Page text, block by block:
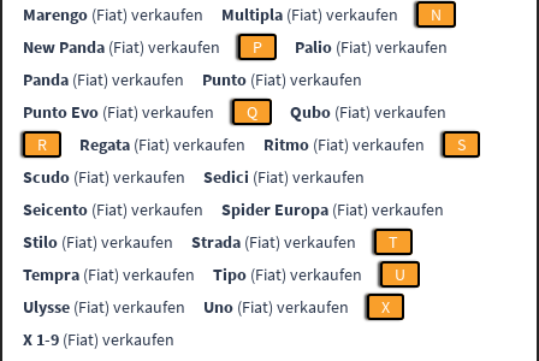
Marengo (Fiat) verkaufen Multipla (Fiat) verkaufen
N
New Panda (Fiat) verkaufen P Palio (Fiat) verkaufen
Panda (Fiat) verkaufen Punto (Fiat) verkaufen
Punto Evo (Fiat) verkaufen Q Qubo (Fiat) verkaufen
R
Regata (Fiat) verkaufen Ritmo (Fiat) verkaufen
S
Scudo (Fiat) verkaufen Sedici (Fiat) verkaufen
Seicento (Fiat) verkaufen Spider Europa (Fiat) verkaufen
Stilo (Fiat) verkaufen Strada (Fiat) verkaufen
T
Tempra (Fiat) verkaufen Tipo (Fiat) verkaufen
U
Ulysse (Fiat) verkaufen Uno (Fiat) verkaufen
X
X 1-9 (Fiat) verkaufen